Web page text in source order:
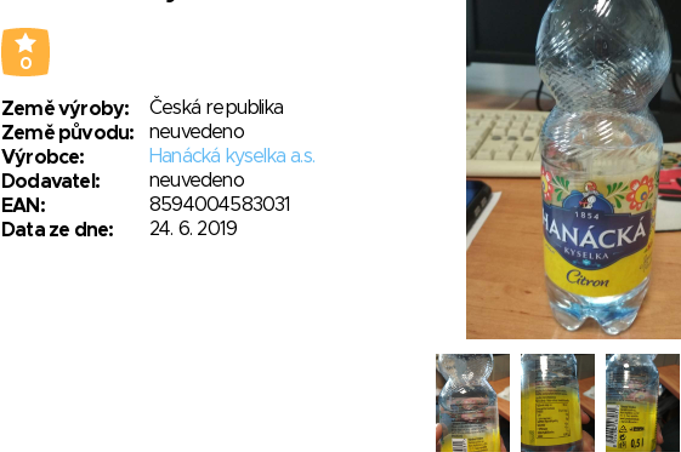
0
Země výroby:
Česká republika
Země původu:
neuvedeno
Výrobce:
Hanácká kyselka a.s.
Dodavatel:
neuvedeno
EAN:
8594004583031
Data ze dne:
24. 6. 2019